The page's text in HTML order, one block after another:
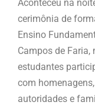
Aconteceu na
cerimônia de
Ensino
Campos de Faria,
estudantes
com
autoridades e